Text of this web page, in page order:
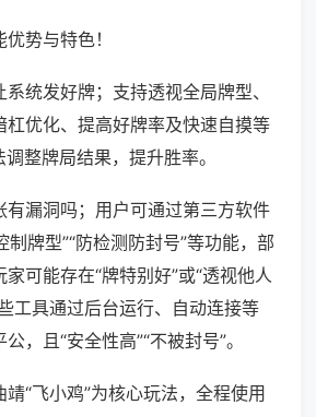
势与特色！
统发好牌；支持透视全局牌型、
杠优化、提高好牌率及快速自摸等
整牌局结果，提升胜率。
有漏洞吗；用户可通过第三方软件
制牌型”“防检测防封号”等功能，部
可能存在“牌特别好”或“透视他人
工具通过后台运行、自动连接等
，且“安全性高”“不被封号”。
“飞小鸡”为核心玩法，全程使用